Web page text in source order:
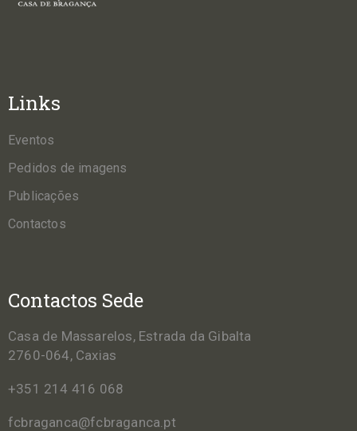
Links
Eventos
Pedidos de imagens
Publicações
Contactos
Contactos Sede
Casa de Massarelos, Estrada da Gibalta
2760-064, Caxias
+351 214 416 068
fcbraganca@fcbraganca.pt